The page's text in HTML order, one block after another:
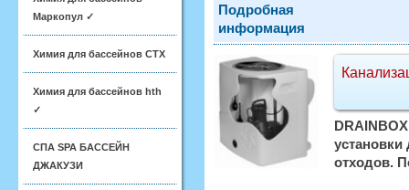
Маркопул ✓
Химия для бассейнов CTX
Химия для бассейнов hth
✓
СПА SPA БАССЕЙН
ДЖАКУЗИ
Подробная
информация
отходов.